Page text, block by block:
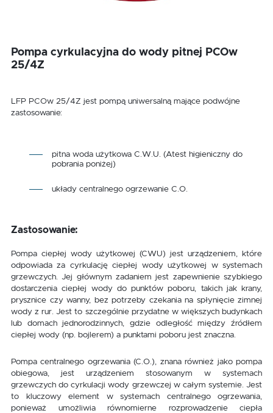
Pompa cyrkulacyjna do wody pitnej PCOw
25/4Z
LFP PCOw 25/4Z jest pompą uniwersalną mające podwójne
zastosowanie:
pitna woda użytkowa C.W.U. (Atest higieniczny do
pobrania poniżej)
układy centralnego ogrzewanie C.O.
Zastosowanie:
Pompa ciepłej wody użytkowej (CWU) jest urządzeniem, które
odpowiada za cyrkulację ciepłej wody użytkowej w systemach
grzewczych. Jej głównym zadaniem jest zapewnienie szybkiego
dostarczenia ciepłej wody do punktów poboru, takich jak krany,
prysznice czy wanny, bez potrzeby czekania na spłynięcie zimnej
wody z rur. Jest to szczególnie przydatne w większych budynkach
lub domach jednorodzinnych, gdzie odległość między źródłem
ciepłej wody (np. bojlerem) a punktami poboru jest znaczna.
Pompa centralnego ogrzewania (C.O.), znana również jako pompa
obiegowa, jest urządzeniem stosowanym w systemach
grzewczych do cyrkulacji wody grzewczej w całym systemie. Jest
to kluczowy element w systemach centralnego ogrzewania,
ponieważ umożliwia równomierne rozprowadzenie ciepła